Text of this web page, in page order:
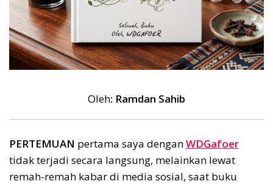
Oleh: Ramdan Sahib
PERTEMUAN pertama saya denganWDGafoer
tidak terjadi secara langsung, melainkan lewat
remah-remah kabar di media sosial, saat buku